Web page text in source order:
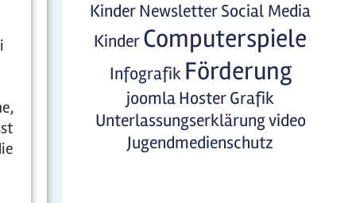
KinderNewsletterSocial Media
KinderComputerspiele
Infografik Förderung
joomlaHosterGrafik
Unterlassungserklärungvideo
Jugendmedienschutz